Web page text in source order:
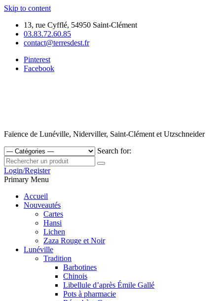
Skip to content
13, rue Cyfflé, 54950 Saint-Clément
03.83.72.60.85
contact@terresdest.fr
Pinterest
Facebook
Faïence de Lunéville, Niderviller, Saint-Clément et Utzschneider
Search for:
Login/Register
Primary Menu
Accueil
Nouveautés
Cartes
Hansi
Lichen
Zaza Rouge et Noir
Lunéville
Tradition
Barbotines
Chinois
Libellule d’après Émile Gallé
Pots à pharmacie